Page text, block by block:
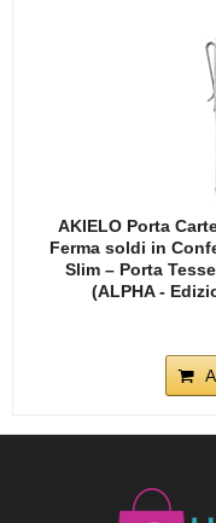
AKIELO Porta
Ferma soldi in
Slim – Porta
(ALPHA -